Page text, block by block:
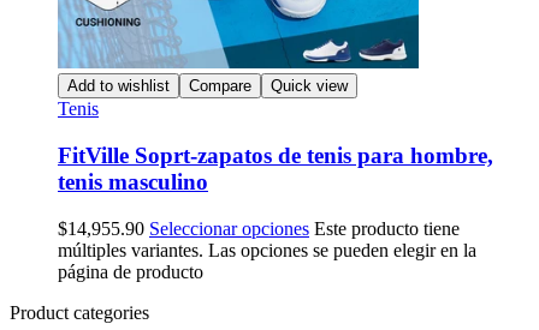
Add to wishlist Compare Quick view
Tenis
FitVille Soprt-zapatos de tenis para hombre,
tenis masculino
$14,955.90 Seleccionar opciones Este producto tiene
múltiples variantes. Las opciones se pueden elegir en la
página de producto
Product categories